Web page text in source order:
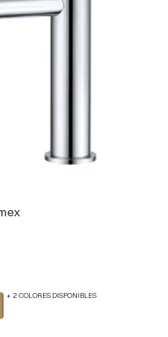
+ 2 COLORES DISPONIBLES